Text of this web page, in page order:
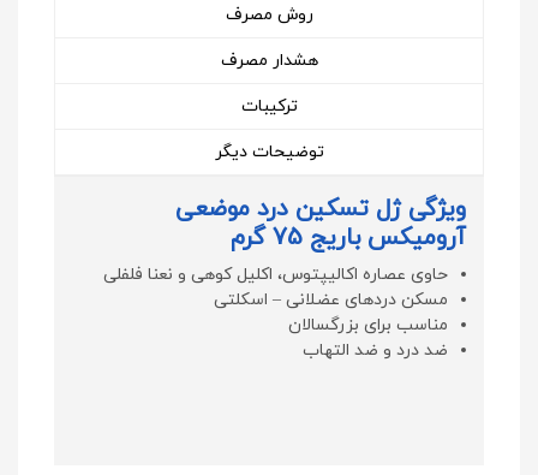
روش مصرف
هشدار مصرف
ترکیبات
توضیحات دیگر
ویژگی ژل تسکین درد موضعی
آرومیکس باریج 75 گرم
حاوی عصاره اکالیپتوس، اکلیل کوهی و نعنا فلفلی
مسکن دردهای عضلانی – اسکلتی
مناسب برای بزرگسالان
ضد درد و ضد التهاب